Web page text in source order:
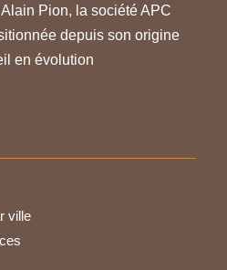
Pion, la société APC
depuis son origine
en évolution
ville